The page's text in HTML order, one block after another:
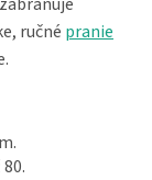
ručné pranie